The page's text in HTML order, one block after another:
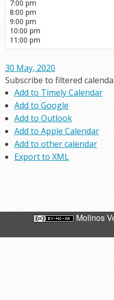
7:00 pm
8:00 pm
9:00 pm
10:00 pm
11:00 pm
30 May, 2020
Subscribe to filtered
Add to Timely Calendar
Add to Google
Add to Outlook
Add to Apple Calendar
Add to other calendar
Export to XML
Molinos